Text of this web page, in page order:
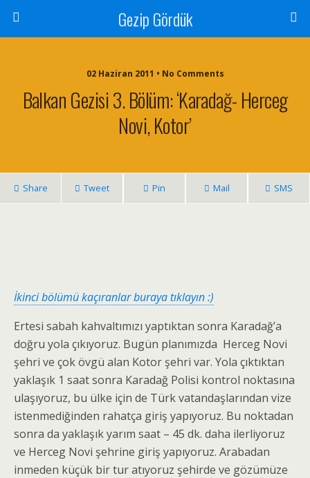
Gezip Gördük
02 Haziran 2011 • No Comments
Balkan Gezisi 3. Bölüm: ‘Karadağ- Herceg
Novi, Kotor’
Share Tweet Pin Mail SMS
İkinci bölümü kaçıranlar buraya tıklayın :)
Ertesi sabah kahvaltımızı yaptıktan sonra Karadağ’a
doğru yola çıkıyoruz. Bugün planımızda Herceg Novi
şehri ve çok övgü alan Kotor şehri var. Yola çıktıktan
yaklaşık 1 saat sonra Karadağ Polisi kontrol noktasına
ulaşıyoruz, bu ülke için de Türk vatandaşlarından vize
istenmediğinden rahatça giriş yapıyoruz. Bu noktadan
sonra da yaklaşık yarım saat – 45 dk. daha ilerliyoruz
ve Herceg Novi şehrine giriş yapıyoruz. Arabadan
inmeden küçük bir tur atıyoruz şehirde ve gözümüze